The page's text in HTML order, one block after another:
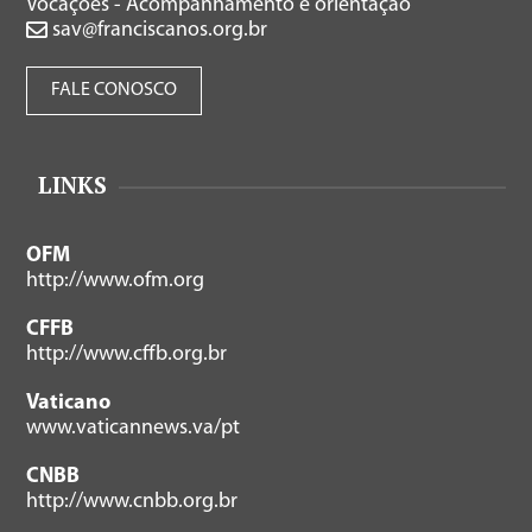
Vocações - Acompanhamento e orientação
sav@franciscanos.org.br
FALE CONOSCO
LINKS
OFM
http://www.ofm.org
CFFB
http://www.cffb.org.br
Vaticano
www.vaticannews.va/pt
CNBB
http://www.cnbb.org.br